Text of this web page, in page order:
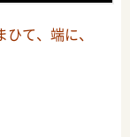
て、端に、